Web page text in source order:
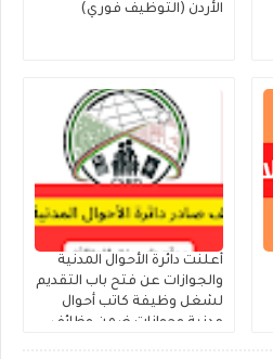
الأردن (التوظيف فوري)
أعلنت دائرة الأحوال المدنية
والجوازات عن فتح باب التقديم
لشغل وظيفة كاتب أحوال
مدنية وجوازات ضمن وظائف